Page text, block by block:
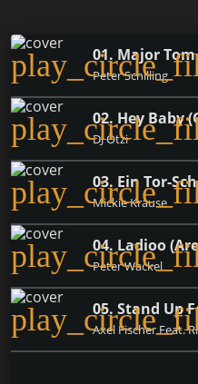
01. Major
Peter Schilling
02. Hey Baby
DJ Ötzi
03. Ein Tor-
Mickie Krause
04. Ladioo
Peter Wackel
Axel Fischer Feat.